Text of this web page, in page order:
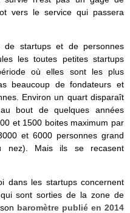
vers le service qui passera
startups et de personnes
les toutes petites startups
où elles sont les plus
beaucoup de fondateurs et
Environ un quart disparaît
bout de quelques années
et 1500 boites maximum par
et 6000 personnes grand
nez). Mais ils se recasent
dans les startups concernent
sont sorties de la zone de
baromètre publié en 2014